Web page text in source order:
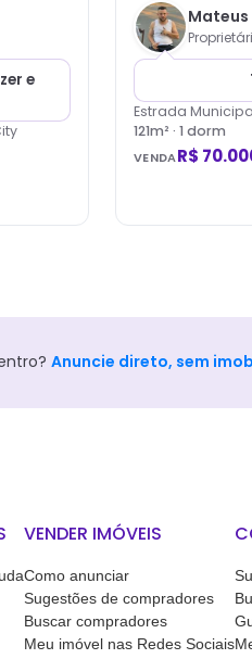
e
Mateus
Estrada
121m² · 1 dorm
VENDAR$
? Anuncie direto, sem
VENDER IMÓVEIS
Como anunciar
Sugestões de compradores
Buscar compradores
Meu imóvel nas Redes Sociais